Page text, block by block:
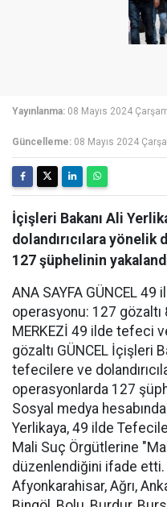
Yayınlanma: 08 Mayıs 2024
Güncelleme: 08 Mayıs 2024
İçişleri Bakanı Ali
dolandırıcılara
127 şüphelinin
ANA SAYFA GÜNCEL 49
operasyonu: 127 gözaltı
MERKEZİ 49 ilde tefeci
gözaltı GÜNCEL İçişleri
tefecilere ve
operasyonlarda 127
Sosyal medya
Yerlikaya, 49 ilde
Mali Suç Örgütlerine
düzenlendiğini ifade etti.
Afyonkarahisar, Ağrı,